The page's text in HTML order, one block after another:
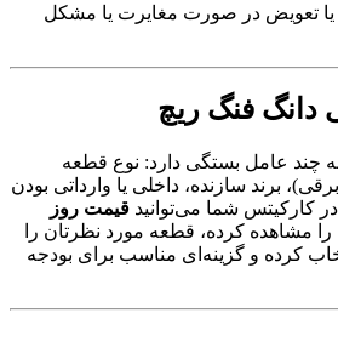
تعویض در صورت مغایرت یا مشکل
دانگ فنگ ریچ
چند عامل بستگی دارد: نوع قطعه
برند سازنده، داخلی یا وارداتی بودن
کارکیتس شما می‌توانید قیمت روز
را مشاهده کرده، قطعه مورد نظرتان را
کرده و گزینه‌ای مناسب برای بودجه